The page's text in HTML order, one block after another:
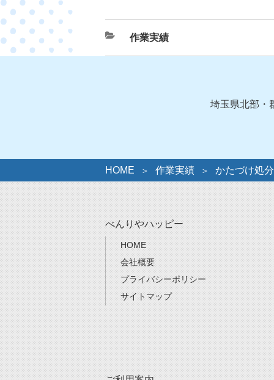
カ
テ
作業実績
埼玉県北部・
HOME 作業実績 かたづけ処
べんりやハッピー
HOME
会社概要
プライバシーポリシー
サイトマップ